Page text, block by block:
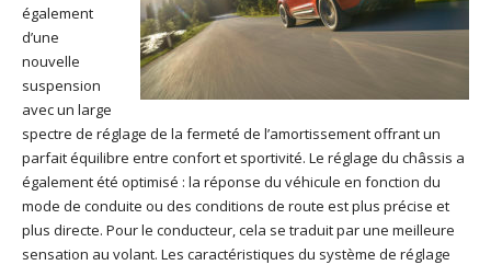
également
d’une
nouvelle
suspension
avec un large
spectre de réglage de la fermeté de l’amortissement offrant un
parfait équilibre entre confort et sportivité. Le réglage du châssis a
également été optimisé : la réponse du véhicule en fonction du
mode de conduite ou des conditions de route est plus précise et
plus directe. Pour le conducteur, cela se traduit par une meilleure
sensation au volant. Les caractéristiques du système de réglage